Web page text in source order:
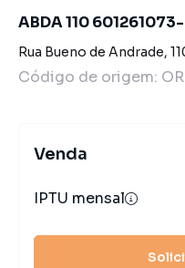
ABDA 110
Rua Bueno de Andrade,
Código de origem:
Venda
IPTU mensal